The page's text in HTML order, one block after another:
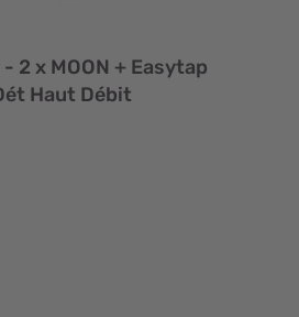
- 2 x MOON + Easytap
Haut Débit